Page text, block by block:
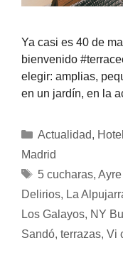
Ya casi es 40 de
bienvenido
elegir: amplias,
en un jardín, en la
Actualidad,
Madrid
5 cucharas,
Delirios, La
Los Galayos, NY
Sandó, terrazas, Vi